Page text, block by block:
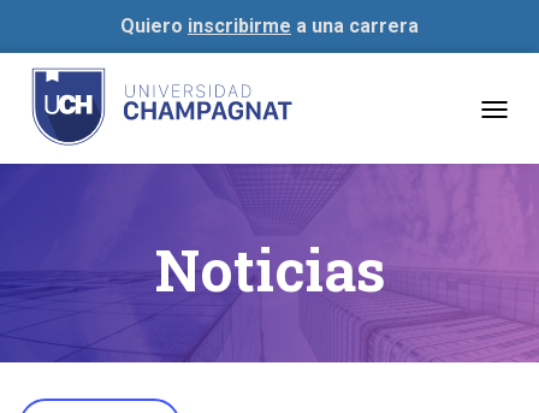
Quiero inscribirme a una carrera
Noticias